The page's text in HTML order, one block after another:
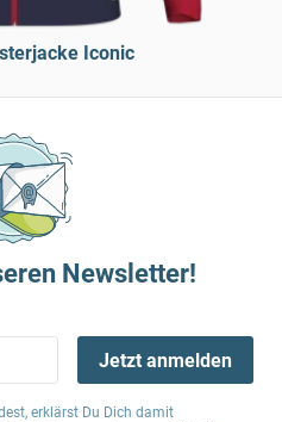
Iconic
Newsletter!
Jetzt anmelden
erklärst Du Dich damit